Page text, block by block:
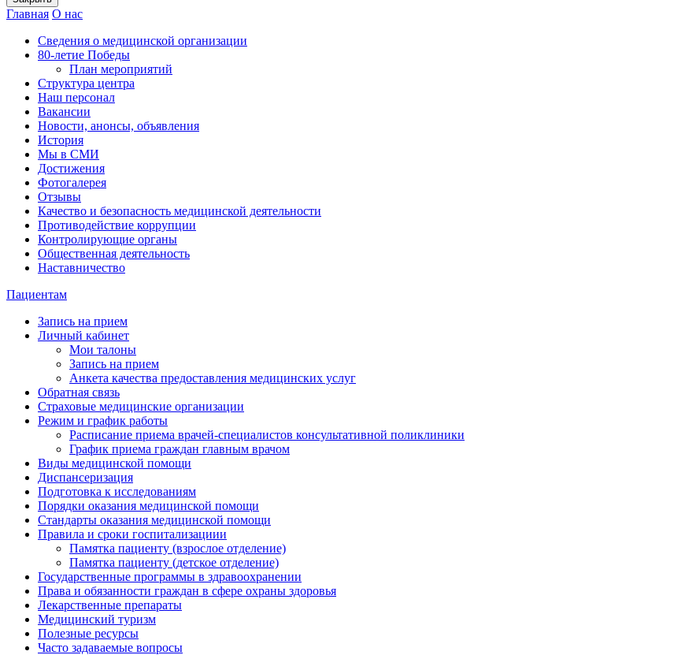
Главная О нас
Сведения о медицинской организации
80-летие Победы
План мероприятий
Структура центра
Наш персонал
Вакансии
Новости, анонсы, объявления
История
Мы в СМИ
Достижения
Фотогалерея
Отзывы
Качество и безопасность медицинской деятельности
Противодействие коррупции
Контролирующие органы
Общественная деятельность
Наставничество
Пациентам
Запись на прием
Личный кабинет
Мои талоны
Запись на прием
Анкета качества предоставления медицинских услуг
Обратная связь
Страховые медицинские организации
Режим и график работы
Расписание приема врачей-специалистов консультативной поликлиники
График приема граждан главным врачом
Виды медицинской помощи
Диспансеризация
Подготовка к исследованиям
Порядки оказания медицинской помощи
Стандарты оказания медицинской помощи
Правила и сроки госпитализациии
Памятка пациенту (взрослое отделение)
Памятка пациенту (детское отделение)
Государственные программы в здравоохранении
Права и обязанности граждан в сфере охраны здоровья
Лекарственные препараты
Медицинский туризм
Полезные ресурсы
Часто задаваемые вопросы